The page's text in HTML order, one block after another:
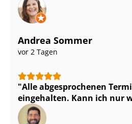
Andrea Sommer
vor 2 Tagen
Alle abgesprochenen
eingehalten. Kann ich nur